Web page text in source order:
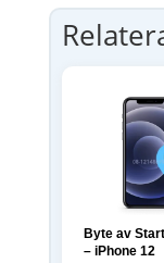
Byte av
– iPhone 12